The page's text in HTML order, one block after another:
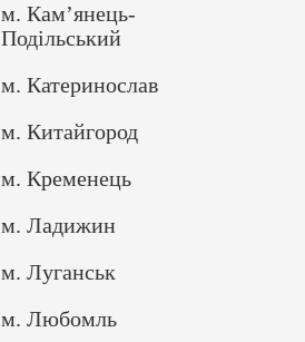
м. Кам’янець-
Подільський
м. Катеринослав
м. Китайгород
м. Кременець
м. Ладижин
м. Луганськ
м. Любомль